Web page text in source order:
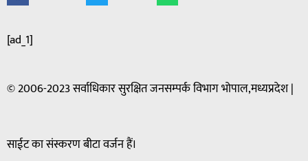
[ad_1]
© 2006-2023 सर्वाधिकार सुरक्षित जनसम्पर्क विभाग भोपाल,मध्यप्रदेश |
साईट का संस्करण बीटा वर्जन हैं।